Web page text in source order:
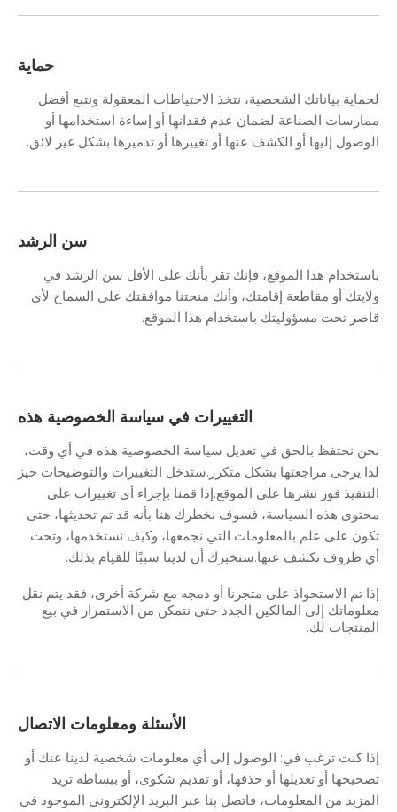
حماية
لحماية بياناتك الشخصية، نتخذ الاحتياطات المعقولة ونتبع أفضل
ممارسات الصناعة لضمان عدم فقدانها أو إساءة استخدامها أو
الوصول إليها أو الكشف عنها أو تغييرها أو تدميرها بشكل غير لائق.
سن الرشد
باستخدام هذا الموقع، فإنك تقر بأنك على الأقل سن الرشد في
ولايتك أو مقاطعة إقامتك، وأنك منحتنا موافقتك على السماح لأي
قاصر تحت مسؤوليتك باستخدام هذا الموقع.
التغييرات في سياسة الخصوصية هذه
نحن نحتفظ بالحق في تعديل سياسة الخصوصية هذه في أي وقت،
لذا يرجى مراجعتها بشكل متكرر.ستدخل التغييرات والتوضيحات حيز
التنفيذ فور نشرها على الموقع.إذا قمنا بإجراء أي تغييرات على
محتوى هذه السياسة، فسوف نخطرك هنا بأنه قد تم تحديثها، حتى
تكون على علم بالمعلومات التي نجمعها، وكيف نستخدمها، وتحت
أي ظروف نكشف عنها.سنخبرك أن لدينا سببًا للقيام بذلك.
إذا تم الاستحواذ على متجرنا أو دمجه مع شركة أخرى، فقد يتم نقل
معلوماتك إلى المالكين الجدد حتى نتمكن من الاستمرار في بيع
المنتجات لك.
الأسئلة ومعلومات الاتصال
إذا كنت ترغب في: الوصول إلى أي معلومات شخصية لدينا عنك أو
تصحيحها أو تعديلها أو حذفها، أو تقديم شكوى، أو ببساطة تريد
المزيد من المعلومات، فاتصل بنا عبر البريد الإلكتروني الموجود في